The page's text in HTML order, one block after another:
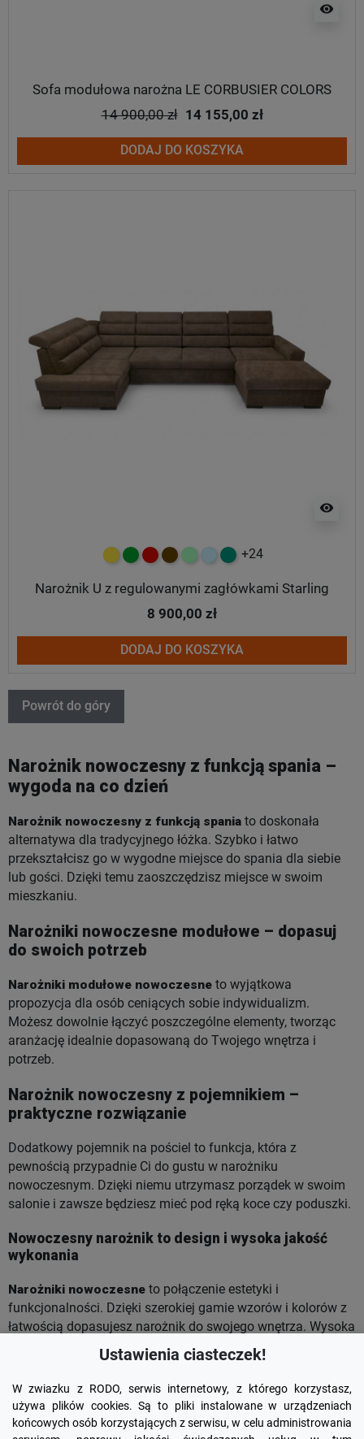
visibility
Sofa modułowa narożna LE CORBUSIER COLORS
14 900,00 zł 14 155,00 zł
DODAJ DO KOSZYKA
visibility
żółtyzielonyczerwony
czekoladowy
miętowybłękitny
turkusowy
+24
Narożnik U z regulowanymi zagłówkami Starling
8 900,00 zł
DODAJ DO KOSZYKA
Powrót do góry
Narożnik nowoczesny z funkcją spania –
wygoda na co dzień
Narożnik nowoczesny z funkcją spania to doskonała
alternatywa dla tradycyjnego łóżka. Szybko i łatwo
przekształcisz go w wygodne miejsce do spania dla siebie
lub gości. Dzięki temu zaoszczędzisz miejsce w swoim
mieszkaniu.
Narożniki nowoczesne modułowe – dopasuj
do swoich potrzeb
Narożniki modułowe nowoczesne to wyjątkowa
propozycja dla osób ceniących sobie indywidualizm.
Możesz dowolnie łączyć poszczególne elementy, tworząc
aranżację idealnie dopasowaną do Twojego wnętrza i
potrzeb.
Narożnik nowoczesny z pojemnikiem –
praktyczne rozwiązanie
Dodatkowy pojemnik na pościel to funkcja, która z
pewnością przypadnie Ci do gustu w narożniku
nowoczesnym. Dzięki niemu utrzymasz porządek w swoim
salonie i zawsze będziesz mieć pod ręką koce czy poduszki.
Nowoczesny narożnik to design i wysoka jakość
wykonania
Narożniki nowoczesne to połączenie estetyki i
funkcjonalności. Dzięki szerokiej gamie wzorów i kolorów z
łatwością dopasujesz narożnik do swojego wnętrza. Wysoka
jakość wykonania gwarantuje trwałość i komfort
użytkowania przez wiele lat.Ustawienia ciasteczek!
W zwiazku z RODO, serwis internetowy, z którego korzystasz,
używa plików cookies. Są to pliki instalowane w urządzeniach
końcowych osób korzystających z serwisu, w celu administrowania